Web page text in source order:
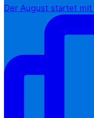
Der August startet